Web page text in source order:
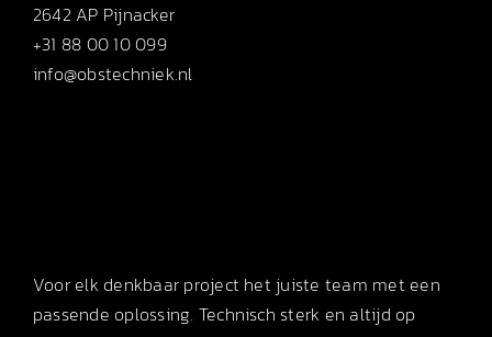
Voor elk denkbaar project het juiste team met een
passende oplossing. Technisch sterk en altijd op
2642 AP Pijnacker
+31 88 00 10 099
info@obstechniek.nl